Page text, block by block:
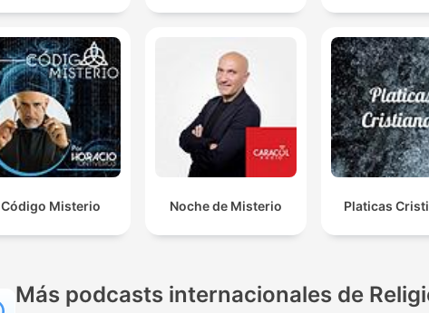
Código Misterio Noche de Misterio Platicas
Más podcasts internacionales de